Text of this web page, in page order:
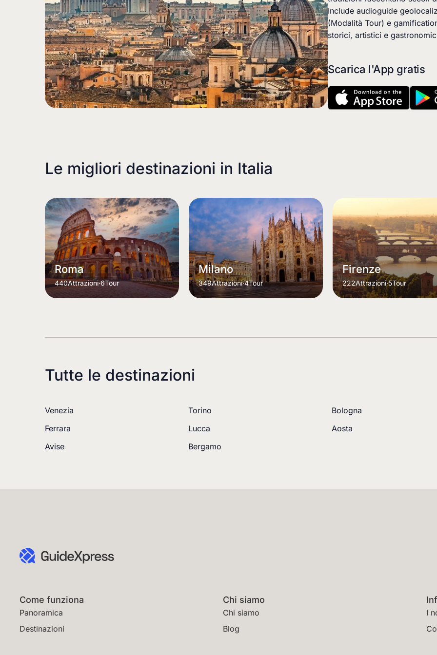
Include audioguide
(Modalità Tour) e
storici, artistici e
Scarica l'App gratis
Le migliori destinazioni in Italia
Roma
440Attrazioni·6Tour
Milano
349Attrazioni·4Tour
Firenze
222Attrazioni·5Tour
Tutte le destinazioni
Venezia Torino
Bologna
Ferrara
Lucca
Aosta
Avise
Bergamo
Come funziona
Panoramica
Destinazioni
Chi siamo
Chi siamo
Blog
I